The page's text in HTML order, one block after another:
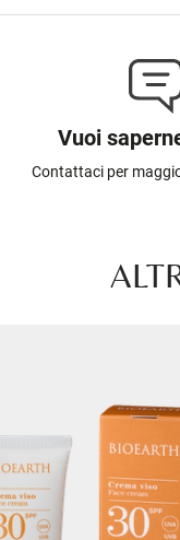
Vuoi
Contattaci per